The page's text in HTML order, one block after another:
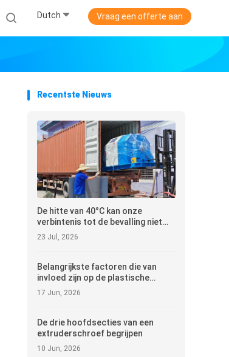
Dutch Vraag een offerte aan
Recentste Nieuws
De hitte van 40°C kan onze
verbintenis tot de bevalling niet
belemmeren
23 Jul, 2026
Belangrijkste factoren die van
invloed zijn op de plastische
kwaliteit bij de extrusie van kabels
en glasvezels
17 Jun, 2026
De drie hoofdsecties van een
extruderschroef begrijpen
10 Jun, 2026